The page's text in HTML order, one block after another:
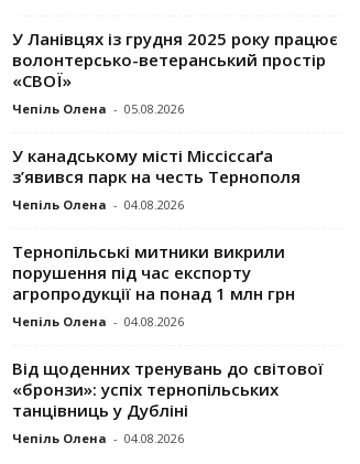
У Ланівцях із грудня 2025 року працює
волонтерсько-ветеранський простір
«СВОЇ»
Чепіль Олена - 05.08.2026
У канадському місті Міссіссаґа
з’явився парк на честь Тернополя
Чепіль Олена - 04.08.2026
Тернопільські митники викрили
порушення під час експорту
агропродукції на понад 1 млн грн
Чепіль Олена - 04.08.2026
Від щоденних тренувань до світової
«бронзи»: успіх тернопільських
танцівниць у Дубліні
Чепіль Олена - 04.08.2026